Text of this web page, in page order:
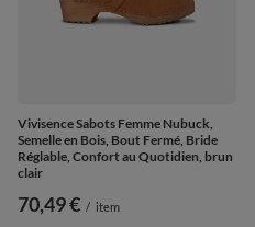
Vivisence Sabots Femme Nubuck,
Semelle en Bois, Bout Fermé, Bride
Réglable, Confort au Quotidien, brun
clair
70,49 € / item